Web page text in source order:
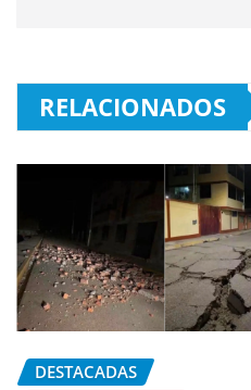
RELACIONADOS
DESTACADAS